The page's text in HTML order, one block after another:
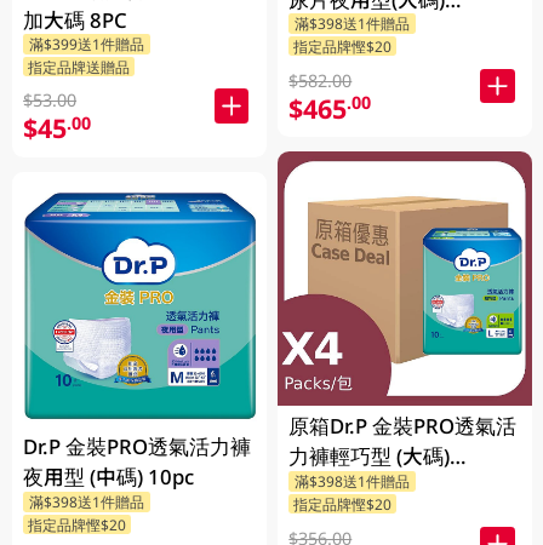
加大碼 8PC
滿$399送1件贈品
指定品牌送贈品
$53.00
$45.00
Dr.P 金裝PRO透氣活力褲
夜用型 (中碼) 10pc
滿$398送1件贈品
指定品牌慳$20
6X9PCS
滿$398送1件贈品
指定品牌慳$20
$582.00
$465.00
原箱Dr.P 金裝PRO透氣活
力褲輕巧型 (大碼)
4X10PCS
滿$398送1件贈品
指定品牌慳$20
$356.00